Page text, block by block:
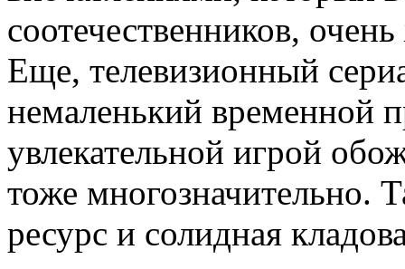
соотечественников,
Еще, телевизионный
немаленький временной
увлекательной игрой
тоже многозначительно.
ресурс и солидная